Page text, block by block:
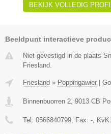
BEKIJK VOLLEDIG
Beeldpunt interactieve
Niet gevestigd in de plaats
Friesland.
Friesland » Poppingawier |
Binnenbuorren 2 9013 CB
Tel: 0566840799 , Fax: - , KvK: